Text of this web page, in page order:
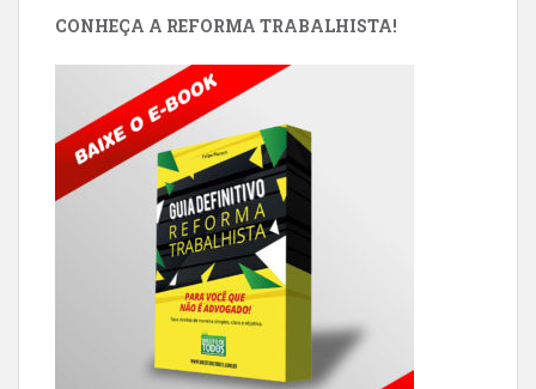
CONHEÇA A REFORMA TRABALHISTA!